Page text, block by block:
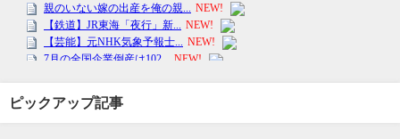
ピックアップ記事